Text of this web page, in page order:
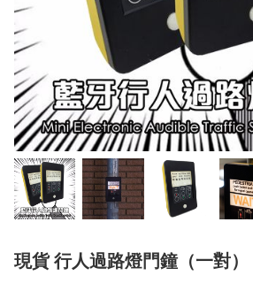
現貨 行人過路燈門鐘（一對）